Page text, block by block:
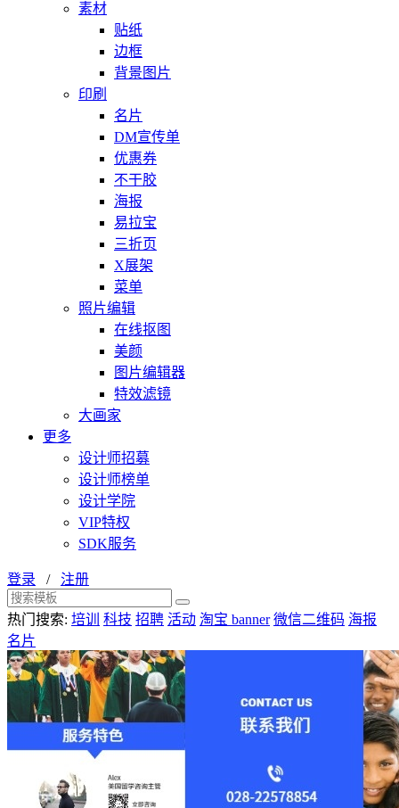
素材
贴纸
边框
背景图片
印刷
名片
DM宣传单
优惠券
不干胶
海报
易拉宝
三折页
X展架
菜单
照片编辑
在线抠图
美颜
图片编辑器
特效滤镜
大画家
更多
设计师招募
设计师榜单
设计学院
VIP特权
SDK服务
登录 / 注册
热门搜索: 培训 科技 招聘 活动 淘宝 banner 微信二维码 海报
名片